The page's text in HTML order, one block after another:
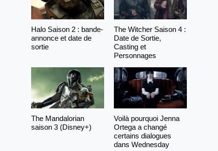
Halo Saison 2 : bande-
annonce et date de
sortie
The Witcher Saison 4 :
Date de Sortie,
Casting et
Personnages
The Mandalorian
saison 3 (Disney+)
Voilà pourquoi Jenna
Ortega a changé
certains dialogues
dans Wednesday